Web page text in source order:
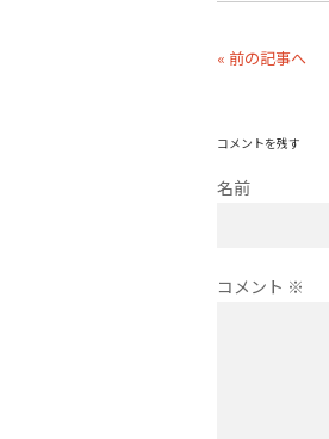
« 前の記事へ
コメントを残す
名前
コメント ※